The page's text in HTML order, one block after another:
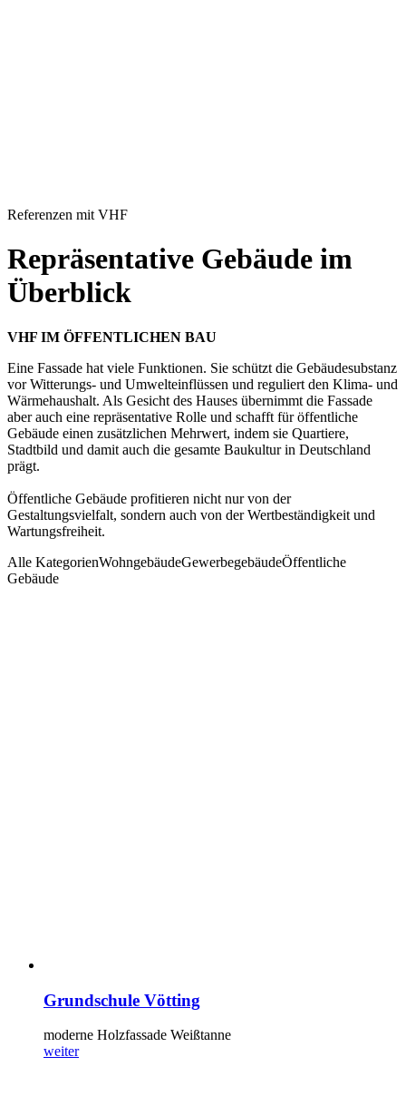
Referenzen mit VHF
Repräsentative Gebäude im
Überblick
VHF IM ÖFFENTLICHEN BAU
Eine Fassade hat viele Funktionen. Sie schützt die Gebäudesubstanz
vor Witterungs- und Umwelteinflüssen und reguliert den Klima- und
Wärmehaushalt. Als Gesicht des Hauses übernimmt die Fassade
aber auch eine repräsentative Rolle und schafft für öffentliche
Gebäude einen zusätzlichen Mehrwert, indem sie Quartiere,
Stadtbild und damit auch die gesamte Baukultur in Deutschland
prägt.
Öffentliche Gebäude profitieren nicht nur von der
Gestaltungsvielfalt, sondern auch von der Wertbeständigkeit und
Wartungsfreiheit.
Alle KategorienWohngebäudeGewerbegebäudeÖffentliche
Gebäude
Grundschule Vötting
moderne Holzfassade Weißtanne
weiter